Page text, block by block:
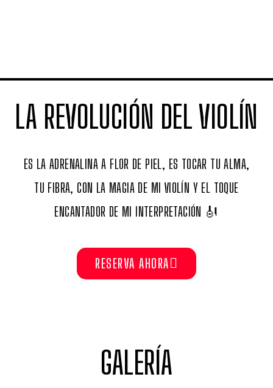
LA REVOLUCIÓN DEL VIOLÍN
ES LA ADRENALINA A FLOR DE PIEL, ES TOCAR TU ALMA,
TU FIBRA, CON LA MAGIA DE MI VIOLÍN Y EL TOQUE
ENCANTADOR DE MI INTERPRETACIÓN 🎻
RESERVA AHORA
GALERÍA